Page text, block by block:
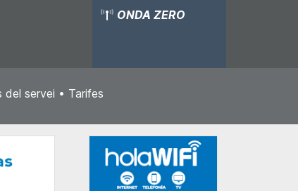
ONDA ZERO
del servei • Tarifes